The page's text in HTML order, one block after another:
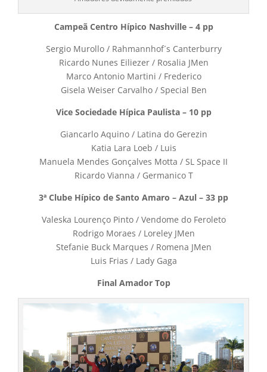
Campeã Centro Hípico Nashville – 4 pp
Sergio Murollo / Rahmannhof´s Canterburry
Ricardo Nunes Eiliezer / Rosalia JMen
Marco Antonio Martini / Frederico
Gisela Weiser Carvalho / Special Ben
Vice Sociedade Hípica Paulista – 10 pp
Giancarlo Aquino / Latina do Gerezin
Katia Lara Loeb / Luis
Manuela Mendes Gonçalves Motta / SL Space II
Ricardo Vianna / Germanico T
3ª Clube Hípico de Santo Amaro – Azul – 33 pp
Valeska Lourenço Pinto / Vendome do Feroleto
Rodrigo Moraes / Loreley JMen
Stefanie Buck Marques / Romena JMen
Luis Frias / Lady Gaga
Final Amador Top